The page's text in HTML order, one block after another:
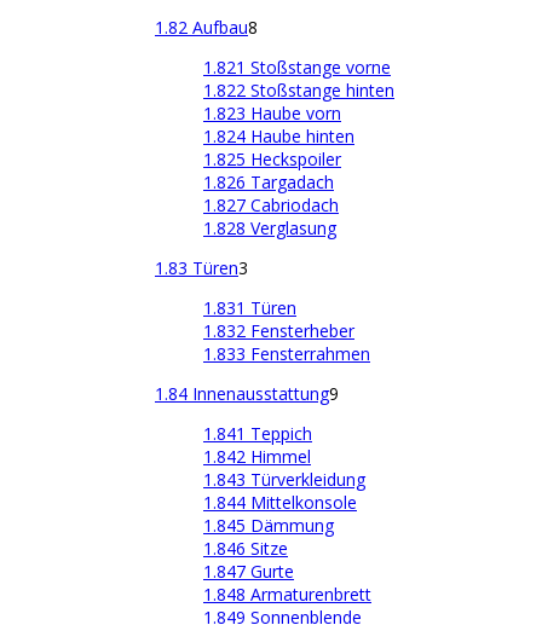
1.82 Aufbau8
1.821 Stoßstange vorne
1.822 Stoßstange hinten
1.823 Haube vorn
1.824 Haube hinten
1.825 Heckspoiler
1.826 Targadach
1.827 Cabriodach
1.828 Verglasung
1.83 Türen3
1.831 Türen
1.832 Fensterheber
1.833 Fensterrahmen
1.84 Innenausstattung9
1.841 Teppich
1.842 Himmel
1.843 Türverkleidung
1.844 Mittelkonsole
1.845 Dämmung
1.846 Sitze
1.847 Gurte
1.848 Armaturenbrett
1.849 Sonnenblende